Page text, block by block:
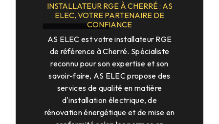
INSTALLATEUR RGE À CHERRÉ : AS
ELEC, VOTRE PARTENAIRE DE
CONFIANCE
AS ELEC est votre installateur RGE
de référence à Cherré. Spécialiste
reconnu pour son expertise et son
savoir-faire, AS ELEC propose des
services de qualité en matière
d'installation électrique, de
rénovation énergétique et de mise en